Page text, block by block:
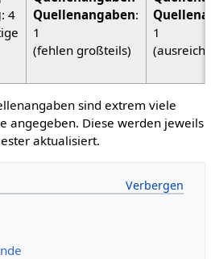
: 4
Quellenangaben:
1
(fehlen großteils)
1
sind extrem viele
angegeben. Diese werden jeweils
aktualisiert.